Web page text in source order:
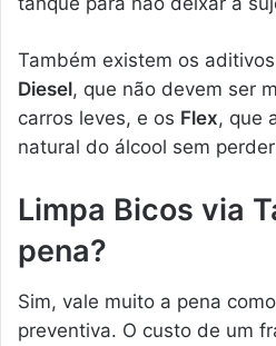
Também existem os
Diesel, que não devem ser
carros leves, e os Flex, que
natural do álcool sem
Limpa Bicos via
pena?
Sim, vale muito a pena
preventiva. O custo de um